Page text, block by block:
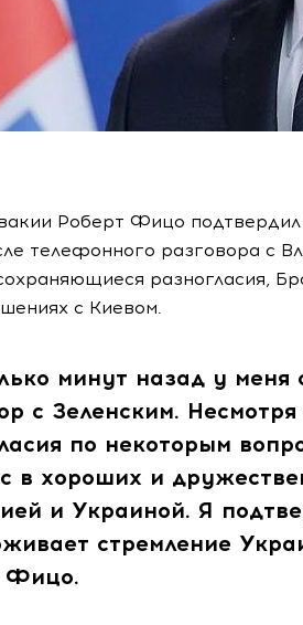
Роберт Фицо
телефонного разговора с
разногласия,
с Киевом.
минут назад у меня
с Зеленским.
по некоторым
в хороших и
и Украиной. Я
стремление
Фицо.